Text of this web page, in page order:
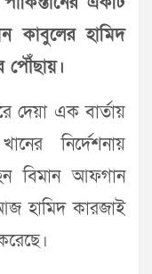
কাবুলের হামিদ
পৌঁছায়।
দেয়া এক বার্তায়
নির্দেশনায়
বিমান আফগান
হামিদ কারজাই